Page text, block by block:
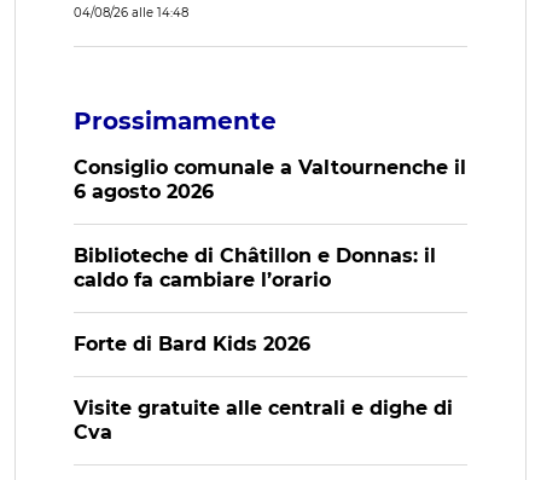
04/08/26 alle 14:48
Prossimamente
Consiglio comunale a Valtournenche il
6 agosto 2026
Biblioteche di Châtillon e Donnas: il
caldo fa cambiare l’orario
Forte di Bard Kids 2026
Visite gratuite alle centrali e dighe di
Cva